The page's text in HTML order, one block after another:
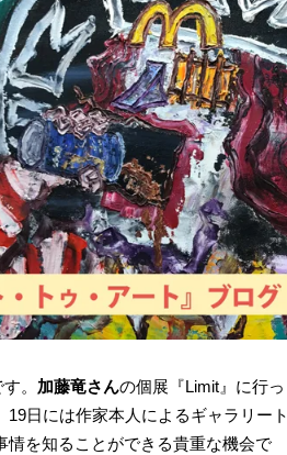
。 加藤竜さんの個展『Limit』に行っ
19日には作家本人によるギャラリート
情を知ることができる貴重な機会で